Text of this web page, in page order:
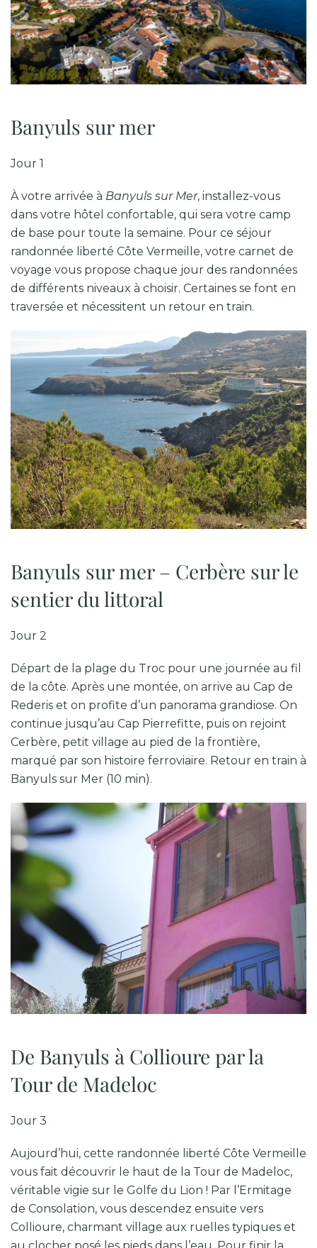
Banyuls sur mer
Jour 1
À votre arrivée à Banyuls sur Mer, installez-vous
dans votre hôtel confortable, qui sera votre camp
de base pour toute la semaine. Pour ce séjour
randonnée liberté Côte Vermeille, votre carnet de
voyage vous propose chaque jour des randonnées
de différents niveaux à choisir. Certaines se font en
traversée et nécessitent un retour en train.
Banyuls sur mer – Cerbère sur le
sentier du littoral
Jour 2
Départ de la plage du Troc pour une journée au fil
de la côte. Après une montée, on arrive au Cap de
Rederis et on profite d’un panorama grandiose. On
continue jusqu’au Cap Pierrefitte, puis on rejoint
Cerbère, petit village au pied de la frontière,
marqué par son histoire ferroviaire. Retour en train à
Banyuls sur Mer (10 min).
De Banyuls à Collioure par la
Tour de Madeloc
Jour 3
Aujourd’hui, cette randonnée liberté Côte Vermeille
vous fait découvrir le haut de la Tour de Madeloc,
véritable vigie sur le Golfe du Lion ! Par l’Ermitage
de Consolation, vous descendez ensuite vers
Collioure, charmant village aux ruelles typiques et